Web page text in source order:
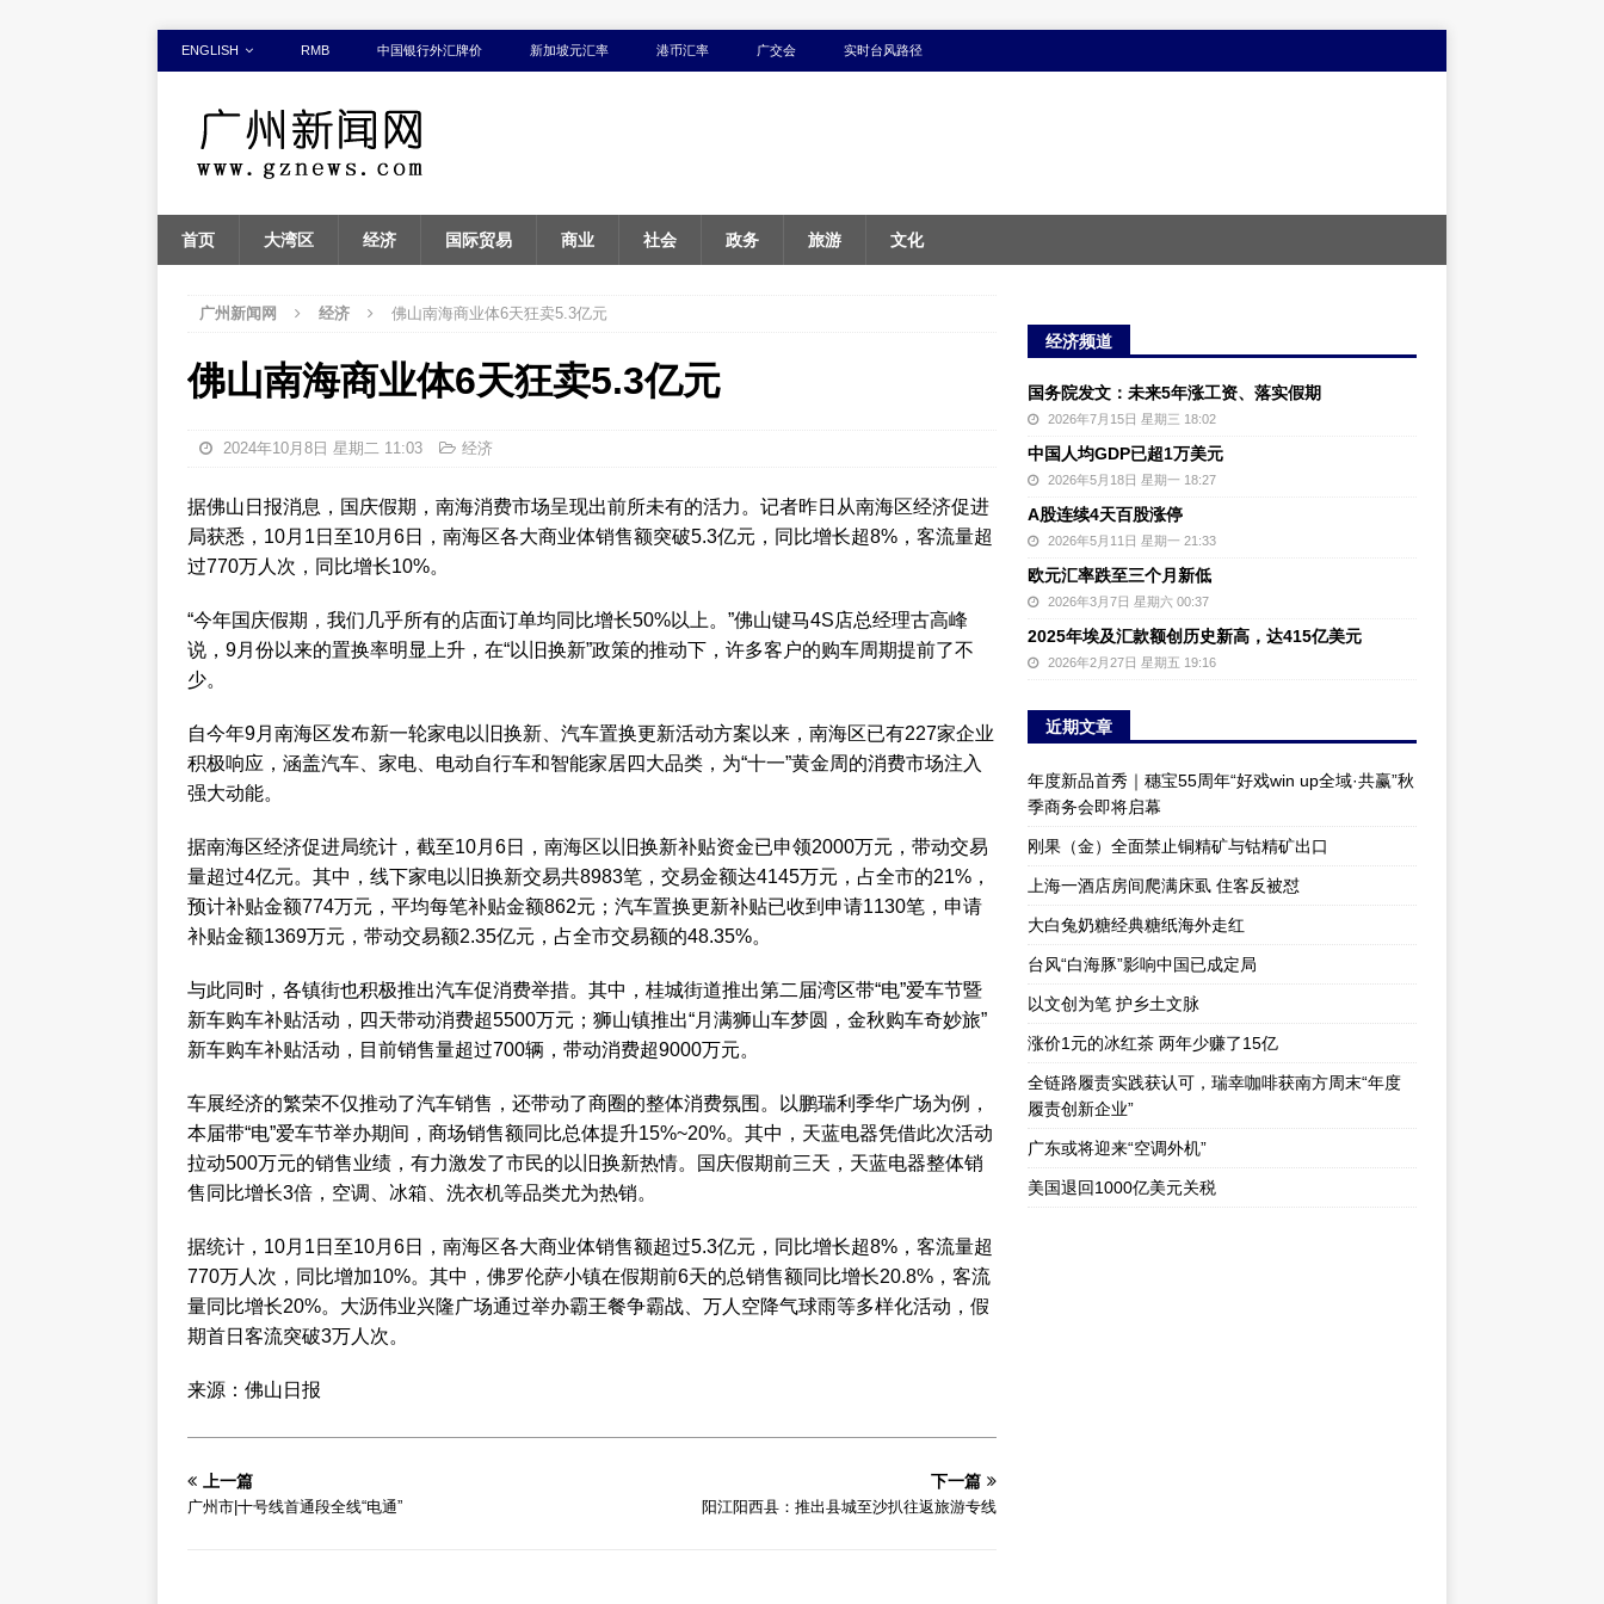
ENGLISH RMB 中国银行外汇牌价 新加坡元汇率 港币汇率 广交会 实时台风路径
首页 大湾区 经济 国际贸易 商业 社会 政务 旅游 文化
广州新闻网 经济 佛山南海商业体6天狂卖5.3亿元
佛山南海商业体6天狂卖5.3亿元
2024年10月8日 星期二 11:03 经济
据佛山日报消息，国庆假期，南海消费市场呈现出前所未有的活力。记者昨日从南海区经济促进
局获悉，10月1日至10月6日，南海区各大商业体销售额突破5.3亿元，同比增长超8%，客流量超
过770万人次，同比增长10%。
“今年国庆假期，我们几乎所有的店面订单均同比增长50%以上。”佛山键马4S店总经理古高峰
说，9月份以来的置换率明显上升，在“以旧换新”政策的推动下，许多客户的购车周期提前了不
少。
自今年9月南海区发布新一轮家电以旧换新、汽车置换更新活动方案以来，南海区已有227家企业
积极响应，涵盖汽车、家电、电动自行车和智能家居四大品类，为“十一”黄金周的消费市场注入
强大动能。
据南海区经济促进局统计，截至10月6日，南海区以旧换新补贴资金已申领2000万元，带动交易
量超过4亿元。其中，线下家电以旧换新交易共8983笔，交易金额达4145万元，占全市的21%，
预计补贴金额774万元，平均每笔补贴金额862元；汽车置换更新补贴已收到申请1130笔，申请
补贴金额1369万元，带动交易额2.35亿元，占全市交易额的48.35%。
与此同时，各镇街也积极推出汽车促消费举措。其中，桂城街道推出第二届湾区带“电”爱车节暨
新车购车补贴活动，四天带动消费超5500万元；狮山镇推出“月满狮山车梦圆，金秋购车奇妙旅”
新车购车补贴活动，目前销售量超过700辆，带动消费超9000万元。
车展经济的繁荣不仅推动了汽车销售，还带动了商圈的整体消费氛围。以鹏瑞利季华广场为例，
本届带“电”爱车节举办期间，商场销售额同比总体提升15%~20%。其中，天蓝电器凭借此次活动
拉动500万元的销售业绩，有力激发了市民的以旧换新热情。国庆假期前三天，天蓝电器整体销
售同比增长3倍，空调、冰箱、洗衣机等品类尤为热销。
据统计，10月1日至10月6日，南海区各大商业体销售额超过5.3亿元，同比增长超8%，客流量超
770万人次，同比增加10%。其中，佛罗伦萨小镇在假期前6天的总销售额同比增长20.8%，客流
量同比增长20%。大沥伟业兴隆广场通过举办霸王餐争霸战、万人空降气球雨等多样化活动，假
期首日客流突破3万人次。
来源：佛山日报
上一篇
广州市|十号线首通段全线“电通”
下一篇
阳江阳西县：推出县城至沙扒往返旅游专线
经济频道
国务院发文：未来5年涨工资、落实假期
2026年7月15日 星期三 18:02
中国人均GDP已超1万美元
2026年5月18日 星期一 18:27
A股连续4天百股涨停
2026年5月11日 星期一 21:33
欧元汇率跌至三个月新低
2026年3月7日 星期六 00:37
2025年埃及汇款额创历史新高，达415亿美元
2026年2月27日 星期五 19:16
近期文章
年度新品首秀｜穗宝55周年“好戏win up全域·共赢”秋
季商务会即将启幕
刚果（金）全面禁止铜精矿与钴精矿出口
上海一酒店房间爬满床虱 住客反被怼
大白兔奶糖经典糖纸海外走红
台风“白海豚”影响中国已成定局
以文创为笔 护乡土文脉
涨价1元的冰红茶 两年少赚了15亿
全链路履责实践获认可，瑞幸咖啡获南方周末“年度
履责创新企业”
广东或将迎来“空调外机”
美国退回1000亿美元关税